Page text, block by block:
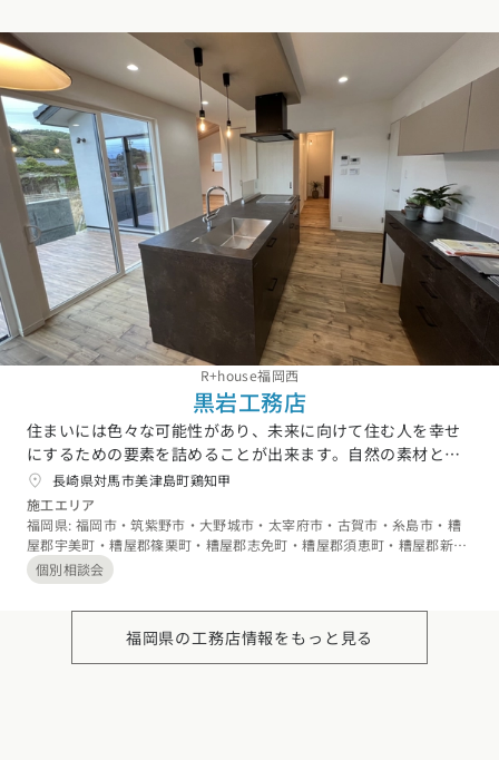
R+house福岡西
黒岩工務店
住まいには色々な可能性があり、未来に向けて住む人を幸せ
にするための要素を詰めることが出来ます。自然の素材と優
しい空気の中で好きなものに囲まれて時を過ごす。。。ご家
族の成長と共にたくさんの思い出が住まいと共にある。ご家
族の人生においても住まいは大切な環境だと思います。私た
ちは住まいという箱を作る事が仕事です。この箱にオーナー
様と共に未来に向けてたくさんのものを詰め込みたいと考え
ージを共有しながら、共に沢山のことを選びながら、幸せに
なれる住まいつくりを楽しくご一緒にしていきたいと思って
います。『1棟1棟を大切に世に送り出すこと』
長崎県対馬市美津島町鶏知甲
施工エリア
福岡県: 福岡市・筑紫野市・大野城市・太宰府市・古賀市・糸島市・糟
屋郡宇美町・糟屋郡篠栗町・糟屋郡志免町・糟屋郡須恵町・糟屋郡新宮
町・糟屋郡久山町・糟屋郡粕屋町・遠賀郡芦屋町、長崎県: 諫早市・大
村市・対馬市
個別相談会
福岡県の工務店情報をもっと見る